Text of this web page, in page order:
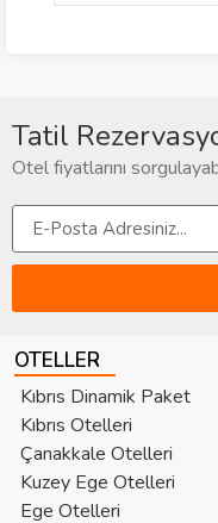
Tatil
Otel fiyatlarını
OTELLER
Kıbrıs Dinamik Paket
Kıbrıs Otelleri
Çanakkale Otelleri
Kuzey Ege Otelleri
Ege Otelleri